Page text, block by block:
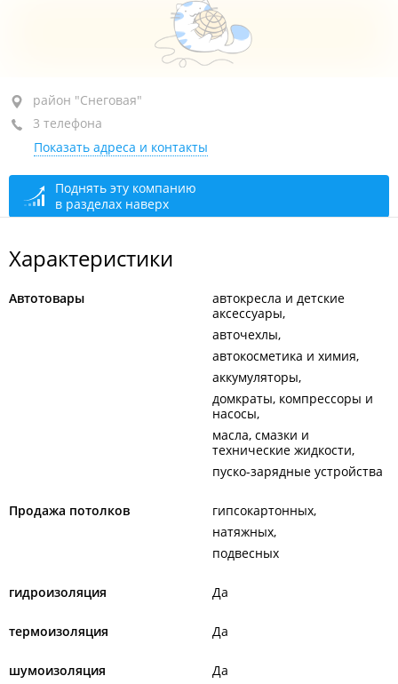
район "Снеговая", ул. Снеговая, 64
оф. 22
+7 994 993-32-52
+7 994 997-33-35
+7 924 331-18-88
район "Снеговая"
3 телефона
Показать адреса и контакты
Поднять эту компанию
в разделах наверх
Характеристики
Автотовары
автокресла и детские
аксессуары
авточехлы
автокосметика и химия
аккумуляторы
домкраты, компрессоры и
насосы
масла, смазки и
технические жидкости
пуско-зарядные устройства
Продажа потолков
гипсокартонных
натяжных
подвесных
гидроизоляция Да
термоизоляция Да
шумоизоляция Да